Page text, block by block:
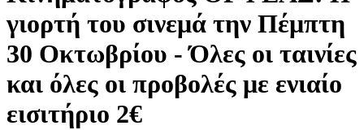
γιορτή του σινεμά την Πέμπτη
30 Οκτωβρίου - Όλες οι ταινίες
και όλες οι προβολές με ενιαίο
εισιτήριο 2€